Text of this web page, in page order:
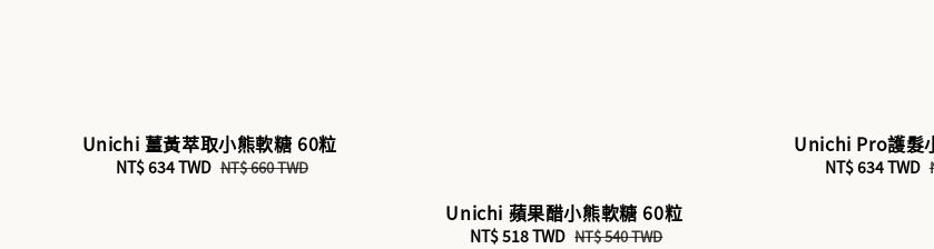
Unichi 薑黃萃取小熊軟糖 60粒
Sale
NT$ 634 TWD Regular
NT$ 660 TWD
Unichi 蘋果醋小熊軟糖 60粒
Sale
NT$ 518 TWD Regular
NT$ 540 TWD
Unichi Pro護髮
Sale
NT$ 634 TWD